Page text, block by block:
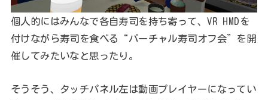
個人的にはみんなで各自寿司を持ち寄って、VR HMDを
付けながら寿司を食べる“バーチャル寿司オフ会”を開
催してみたいなと思ったり。
そうそう、タッチパネル左は動画プレイヤーになってい